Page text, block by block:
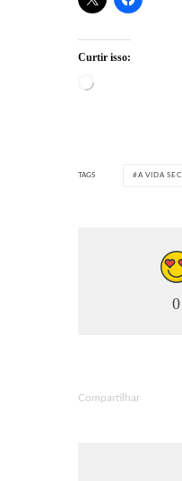
Curtir isso:
Carregando...
TAGS A VIDA
0
Compartilhar